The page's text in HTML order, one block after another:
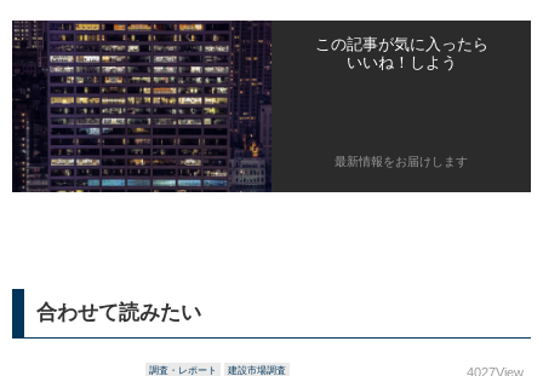
この記事が気に入ったら
いいね！しよう
最新情報をお届けします
合わせて読みたい
調査・レポート 建設市場調査 4027View